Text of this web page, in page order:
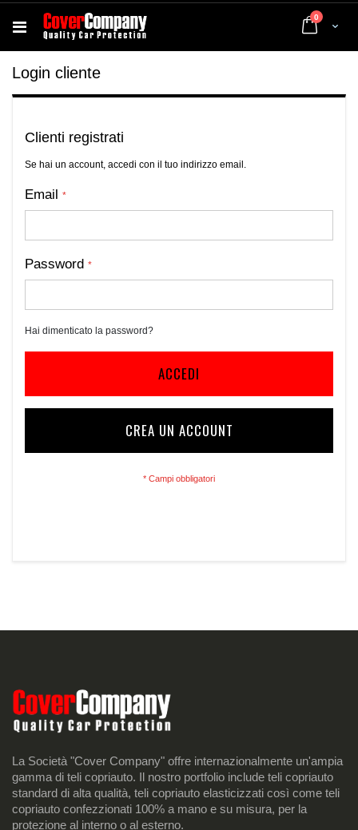
Cart
0 elementi
Login cliente
Clienti registrati
Se hai un account, accedi con il tuo indirizzo email.
Email
Password
Hai dimenticato la password?
ACCEDI
CREA UN ACCOUNT
La Società "Cover Company" offre internazionalmente un'ampia
gamma di teli copriauto. Il nostro portfolio include teli copriauto
standard di alta qualità, teli copriauto elasticizzati così come teli
copriauto confezzionati 100% a mano e su misura, per la
protezione al interno o al esterno.